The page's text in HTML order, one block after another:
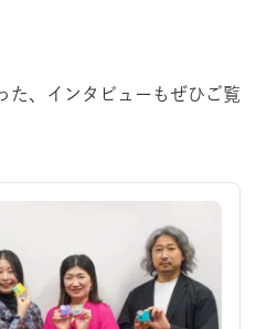
た、インタビューもぜひご覧